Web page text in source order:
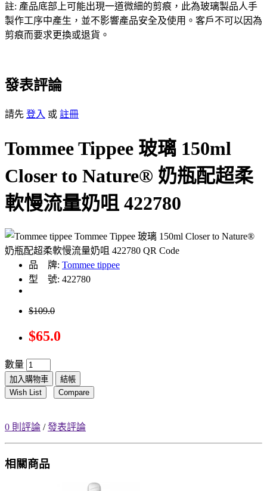
註: 產品底部上可能出現一道微細的剪痕，此為玻璃製品人手
製作工序中產生，並不影響產品安全及使用。客戶不可以因為
剪痕而要求更換或退貨。
發表評論
請先 登入 或 註冊
Tommee Tippee 玻璃 150ml
Closer to Nature® 奶瓶配超柔
軟慢流量奶咀 422780
品 牌: Tommee tippee
型 號: 422780
$109.0
$65.0
數量
加入購物車
結帳
Wish List
Compare
0 則評論 /發表評論
相關商品